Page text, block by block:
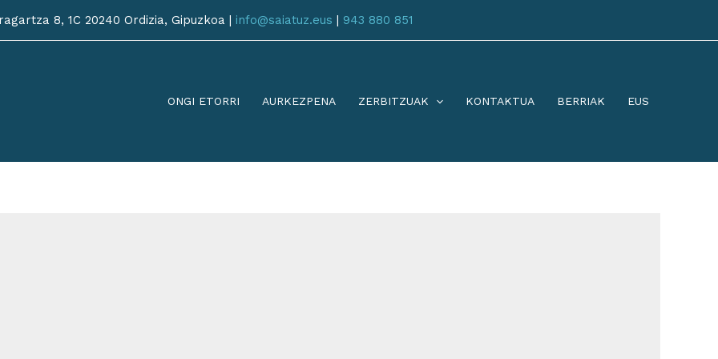
8, 1C 20240 Ordizia, Gipuzkoa | info@saiatuz.eus | 943 880 851
ONGI ETORRI AURKEZPENA ZERBITZUAK KONTAKTUA BERRIAK EUS